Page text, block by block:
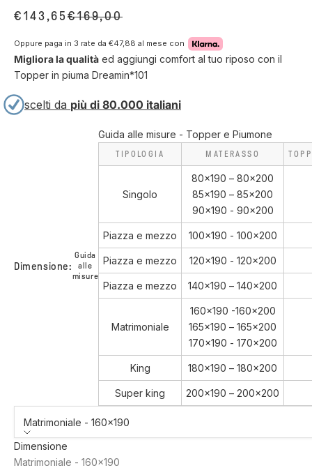
PREZZO SCONTATO
€143,65PREZZO
€169,00
Oppure paga in 3 rate da €47,88 al mese con
Migliora la qualità ed aggiungi comfort al tuo riposo con il
Topper in piuma Dreamin*101
scelti da più di 80.000 italiani
Dimensione:
Guida
alle
misure
Guida alle misure - Topper e Piumone
TIPOLOGIA MATERASSO
Singolo
80x190 – 80x200
85x190 – 85x200
90x190 - 90x200
Piazza e mezzo 100x190 - 100x200
Piazza e mezzo 120x190 - 120x200
Piazza e mezzo 140x190 – 140x200
Matrimoniale
160x190 -160x200
165x190 – 165x200
170x190 - 170x200
King 180x190 – 180x200
Super king 200x190 – 200x200
Matrimoniale - 160x190
Dimensione
Matrimoniale - 160x190